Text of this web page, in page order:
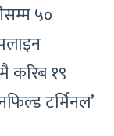
५०
करिब १९
टर्मिनल’